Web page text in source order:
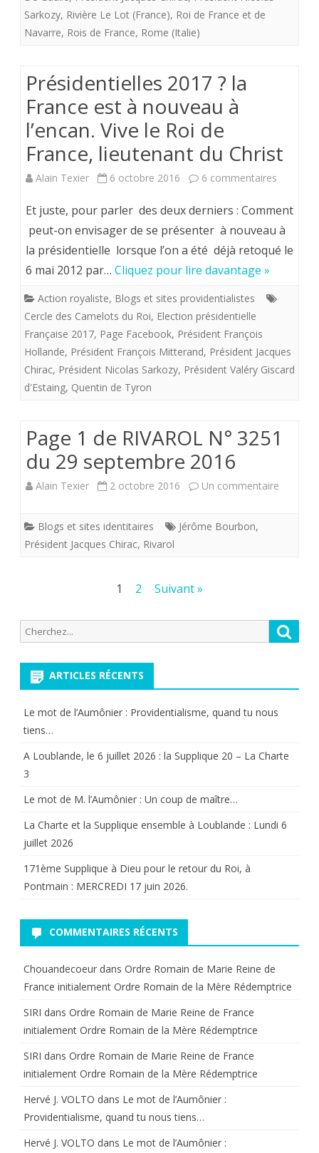
et
prospérité
de
La
France.
Sarkozy, Rivière Le Lot (France), Roi de France et de
Navarre, Rois de France, Rome (Italie)
Présidentielles 2017 ? la
France est à nouveau à
l’encan. Vive le Roi de
France, lieutenant du Christ
Alain Texier 6 octobre 2016 6 commentaires
2017
?
France
à
nouveau
Christ
Et juste, pour parler des deux derniers : Comment
peut-on envisager de se présenter à nouveau à
la présidentielle lorsque l’on a été déjà retoqué le
6 mai 2012 par… Cliquez pour lire davantage »
Action royaliste, Blogs et sites providentialistes
Cercle des Camelots du Roi, Election présidentielle
Française 2017, Page Facebook, Président François
Hollande, Président François Mitterand, Président Jacques
Chirac, Président Nicolas Sarkozy, Président Valéry Giscard
d'Estaing, Quentin de Tyron
Page 1 de RIVAROL N° 3251
du 29 septembre 2016
Alain Texier 2 octobre 2016 Un commentaire
3251
Blogs et sites identitaires Jérôme Bourbon,
Président Jacques Chirac, Rivarol
publications
1 2 Suivant »
Recherche
pour:
ARTICLES RÉCENTS
Le mot de l’Aumônier : Providentialisme, quand tu nous
tiens…
A Loublande, le 6 juillet 2026 : la Supplique 20 – La Charte
3
Le mot de M. l’Aumônier : Un coup de maître…
La Charte et la Supplique ensemble à Loublande : Lundi 6
juillet 2026
171ème Supplique à Dieu pour le retour du Roi, à
Pontmain : MERCREDI 17 juin 2026.
COMMENTAIRES RÉCENTS
Chouandecoeur dans Ordre Romain de Marie Reine de
France initialement Ordre Romain de la Mère Rédemptrice
SIRI dans Ordre Romain de Marie Reine de France
initialement Ordre Romain de la Mère Rédemptrice
SIRI dans Ordre Romain de Marie Reine de France
initialement Ordre Romain de la Mère Rédemptrice
Hervé J. VOLTO dans Le mot de l’Aumônier :
Providentialisme, quand tu nous tiens…
Hervé J. VOLTO dans Le mot de l’Aumônier :